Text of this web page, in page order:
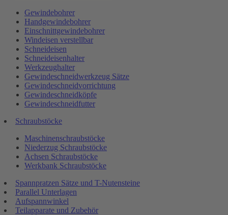
Gewindebohrer
Handgewindebohrer
Einschnittgewindebohrer
Windeisen verstellbar
Schneideisen
Schneideisenhalter
Werkzeughalter
Gewindeschneidwerkzeug Sätze
Gewindeschneidvorrichtung
Gewindeschneidköpfe
Gewindeschneidfutter
Schraubstöcke
Maschinenschraubstöcke
Niederzug Schraubstöcke
Achsen Schraubstöcke
Werkbank Schraubstöcke
Spannpratzen Sätze und T-Nutensteine
Parallel Unterlagen
Aufspannwinkel
Teilapparate und Zubehör